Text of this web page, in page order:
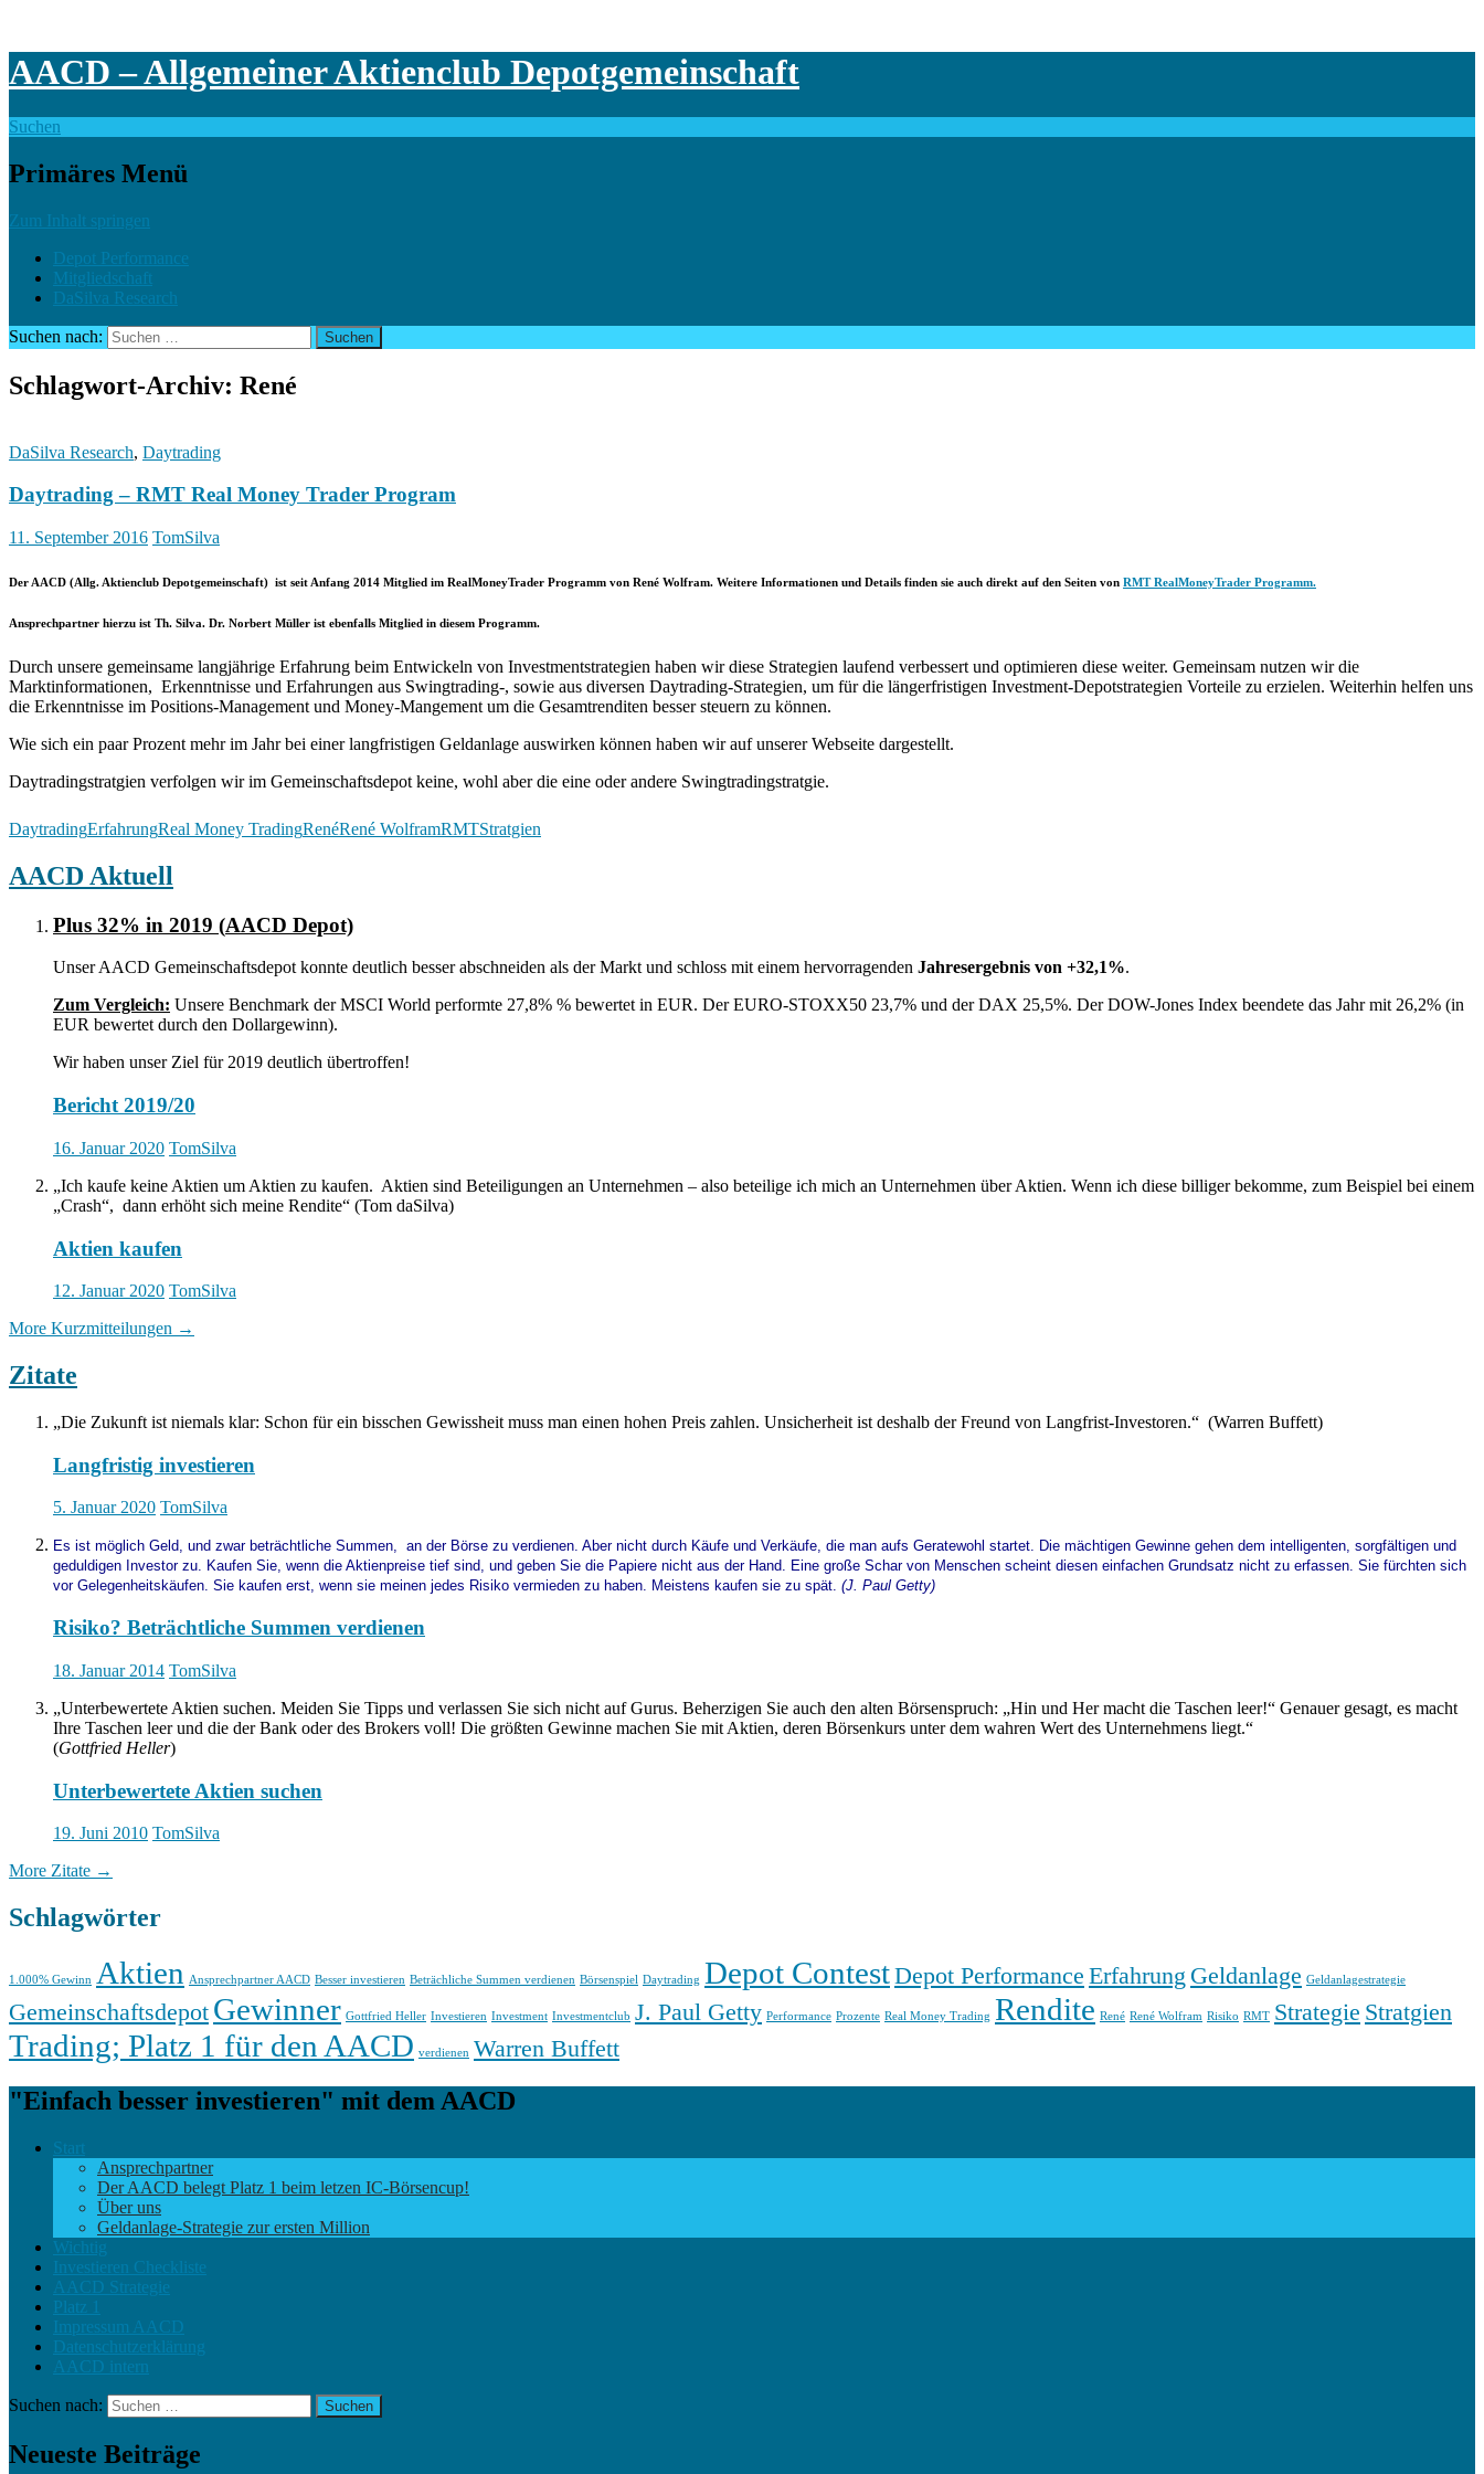
AACD – Allgemeiner Aktienclub Depotgemeinschaft
Suchen
Primäres Menü
Zum Inhalt springen
Depot Performance
Mitgliedschaft
DaSilva Research
Suchen nach:
Schlagwort-Archiv: René
DaSilva Research, Daytrading
Daytrading – RMT Real Money Trader Program
11. September 2016 TomSilva
Der AACD (Allg. Aktienclub Depotgemeinschaft) ist seit Anfang 2014 Mitglied im RealMoneyTrader Programm von René Wolfram. Weitere Informationen und Details finden sie auch direkt auf den Seiten von RMT RealMoneyTrader Programm.
Ansprechpartner hierzu ist Th. Silva. Dr. Norbert Müller ist ebenfalls Mitglied in diesem Programm.
Durch unsere gemeinsame langjährige Erfahrung beim Entwickeln von Investmentstrategien haben wir diese Strategien laufend verbessert und optimieren diese weiter. Gemeinsam nutzen wir die
Marktinformationen, Erkenntnisse und Erfahrungen aus Swingtrading-, sowie aus diversen Daytrading-Strategien, um für die längerfristigen Investment-Depotstrategien Vorteile zu erzielen. Weiterhin helfen uns
die Erkenntnisse im Positions-Management und Money-Mangement um die Gesamtrenditen besser steuern zu können.
Wie sich ein paar Prozent mehr im Jahr bei einer langfristigen Geldanlage auswirken können haben wir auf unserer Webseite dargestellt.
Daytradingstratgien verfolgen wir im Gemeinschaftsdepot keine, wohl aber die eine oder andere Swingtradingstratgie.
DaytradingErfahrungReal Money TradingRenéRené WolframRMTStratgien
AACD Aktuell
Plus 32% in 2019 (AACD Depot)
Unser AACD Gemeinschaftsdepot konnte deutlich besser abschneiden als der Markt und schloss mit einem hervorragenden Jahresergebnis von +32,1%.
Zum Vergleich: Unsere Benchmark der MSCI World performte 27,8% % bewertet in EUR. Der EURO-STOXX50 23,7% und der DAX 25,5%. Der DOW-Jones Index beendete das Jahr mit 26,2% (in
EUR bewertet durch den Dollargewinn).
Wir haben unser Ziel für 2019 deutlich übertroffen!
Bericht 2019/20
16. Januar 2020 TomSilva
„Ich kaufe keine Aktien um Aktien zu kaufen. Aktien sind Beteiligungen an Unternehmen – also beteilige ich mich an Unternehmen über Aktien. Wenn ich diese billiger bekomme, zum Beispiel bei einem
„Crash“, dann erhöht sich meine Rendite“ (Tom daSilva)
Aktien kaufen
12. Januar 2020 TomSilva
More Kurzmitteilungen →
Zitate
„Die Zukunft ist niemals klar: Schon für ein bisschen Gewissheit muss man einen hohen Preis zahlen. Unsicherheit ist deshalb der Freund von Langfrist-Investoren.“ (Warren Buffett)
Langfristig investieren
5. Januar 2020 TomSilva
Es ist möglich Geld, und zwar beträchtliche Summen, an der Börse zu verdienen. Aber nicht durch Käufe und Verkäufe, die man aufs Geratewohl startet. Die mächtigen Gewinne gehen dem intelligenten, sorgfältigen und
geduldigen Investor zu. Kaufen Sie, wenn die Aktienpreise tief sind, und geben Sie die Papiere nicht aus der Hand. Eine große Schar von Menschen scheint diesen einfachen Grundsatz nicht zu erfassen. Sie fürchten sich
vor Gelegenheitskäufen. Sie kaufen erst, wenn sie meinen jedes Risiko vermieden zu haben. Meistens kaufen sie zu spät. (J. Paul Getty)
Risiko? Beträchtliche Summen verdienen
18. Januar 2014 TomSilva
„Unterbewertete Aktien suchen. Meiden Sie Tipps und verlassen Sie sich nicht auf Gurus. Beherzigen Sie auch den alten Börsenspruch: „Hin und Her macht die Taschen leer!“ Genauer gesagt, es macht
Ihre Taschen leer und die der Bank oder des Brokers voll! Die größten Gewinne machen Sie mit Aktien, deren Börsenkurs unter dem wahren Wert des Unternehmens liegt.“
(Gottfried Heller)
Unterbewertete Aktien suchen
19. Juni 2010 TomSilva
More Zitate →
Schlagwörter
1.000% Gewinn Aktien Ansprechpartner AACD Besser investieren Beträchliche Summen verdienen Börsenspiel Daytrading Depot ContestDepot Performance Erfahrung Geldanlage Geldanlagestrategie
Gemeinschaftsdepot Gewinner Gottfried Heller Investieren Investment Investmentclub J. Paul Getty Performance Prozente Real Money Trading Rendite René René Wolfram Risiko RMT Strategie Stratgien
Trading; Platz 1 für den AACD verdienen Warren Buffett
"Einfach besser investieren" mit dem AACD
Start
Ansprechpartner
Der AACD belegt Platz 1 beim letzen IC-Börsencup!
Über uns
Geldanlage-Strategie zur ersten Million
Wichtig
Investieren Checkliste
AACD Strategie
Platz 1
Impressum AACD
Datenschutzerklärung
AACD intern
Suchen nach:
Neueste Beiträge